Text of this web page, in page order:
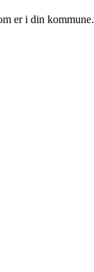
er i din kommune.